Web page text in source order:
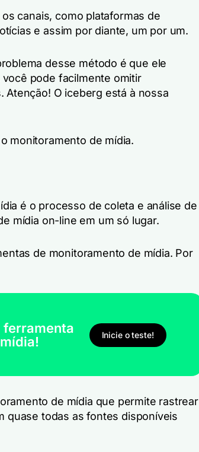
canais, como plataformas de
e assim por diante, um por um.
desse método é que ele
pode facilmente omitir
O iceberg está à nossa
monitoramento de mídia.
é o processo de coleta e análise de
mídia on-line em um só lugar.
de monitoramento de mídia. Por
ferramenta
Inicie o teste!
de mídia que permite rastrear
quase todas as fontes disponíveis